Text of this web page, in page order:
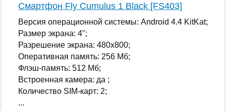
Смартфон Fly Cumulus 1 Black [FS403]
Версия операционной системы: Android 4.4 KitKat;
Размер экрана: 4";
Разрешение экрана: 480x800;
Оперативная память: 256 Мб;
Флэш-память: 512 Мб;
Встроенная камера: да ;
Количество SIM-карт: 2;
...